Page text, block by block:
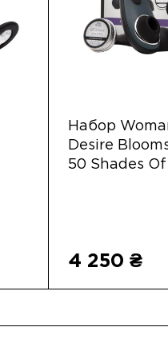
Набор
Desire
50 Shades
4 250 ₴